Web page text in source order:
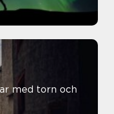
med torn och